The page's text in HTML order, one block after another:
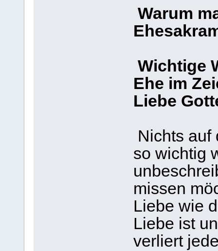
Warum
Wichtige
Ehe im
Liebe
Nichts auf
so wichtig
missen
Liebe wie
Liebe ist
verliert